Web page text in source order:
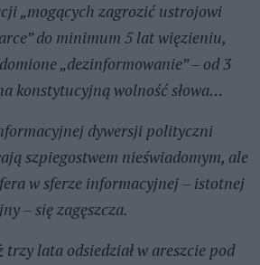
„mogących zagrozić ustrojowi
do minimum 5 lat więzieniu,
„dezinformowanie” – od 3
konstytucyjną wolność słowa…
dywersji polityczni
szpiegostwem nieświadomym, ale
w sferze informacyjnej – istotnej
– się zagęszcza.
trzy lata odsiedział w areszcie pod